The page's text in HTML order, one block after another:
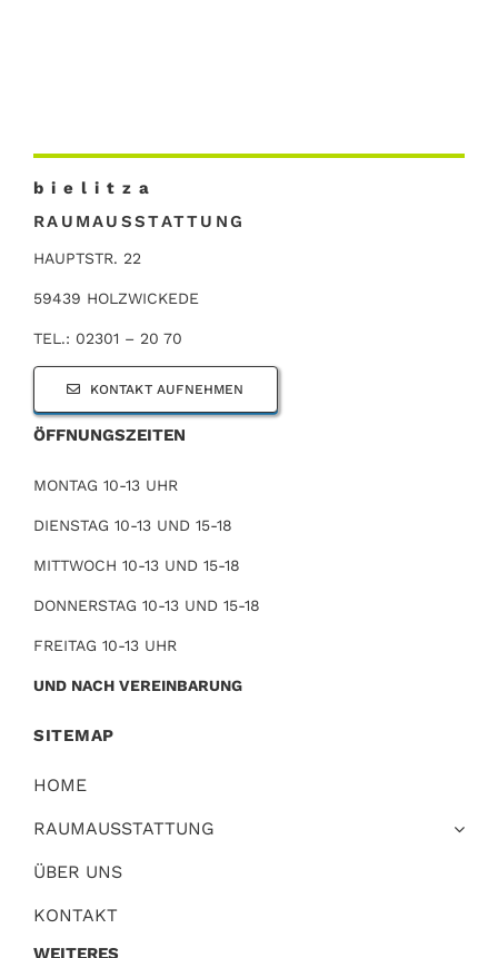
b i e l i t z a
RAUMAUSSTATTUNG
HAUPTSTR. 22
59439 HOLZWICKEDE
TEL.: 02301 – 20 70
KONTAKT AUFNEHMEN
ÖFFNUNGSZEITEN
MONTAG 10-13 UHR
DIENSTAG 10-13 UND 15-18
MITTWOCH 10-13 UND 15-18
DONNERSTAG 10-13 UND 15-18
FREITAG 10-13 UHR
UND NACH VEREINBARUNG
SITEMAP
HOME
RAUMAUSSTATTUNG
ÜBER UNS
KONTAKT
WEITERES